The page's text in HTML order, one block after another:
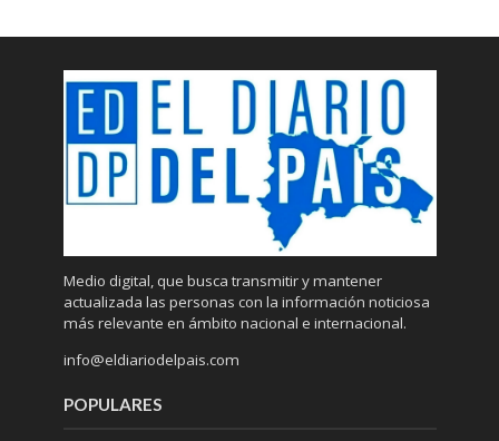
Medio digital, que busca transmitir y mantener
actualizada las personas con la información noticiosa
más relevante en ámbito nacional e internacional.
info@eldiariodelpais.com
POPULARES